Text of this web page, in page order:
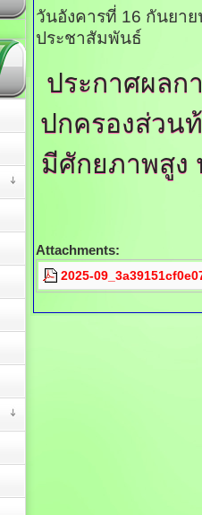
วันอังคารที่ 16 กันยา
ประชาสัมพันธ์
ประกาศผลก
ปกครองส่วน
มีศักยภาพสูง
Attachments:
2025-